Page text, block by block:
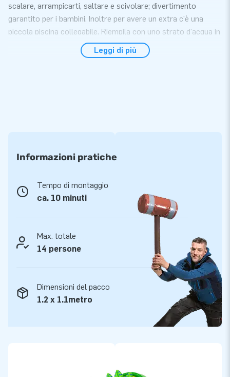
scalare, arrampicarti, saltare e scivolare; divertimento
garantito per i bambini. Inoltre per avere un extra c'è una
piccola piscina collegabile. Riempila con uno strato d'acqua in
estate e si trasforma in una piscina. Ma con poche palline di
plastica il Multiplay coccodrillo doppio scivolo diventa in
quartiere, un compleanno o qualsiasi evento in un vero
doppio scivolo è facile e veloce. Il castello include un
soffiatore, materiale di ancoraggio, una borsa per il trasporto
ed un manuale chiaro di istruzioni. Tutto il necessario per
Ordina dal produttore di castelli gonfiabili per
Da JB puntiamo al massimo per il servizio e la qualità. Così
avrai anni di divertimento con un gonfiabile! Il nostro obiettivo
è un servizio eccellente, per questo abbiamo un servizio di
riparazione interno e siamo disponibili per rispondere a tutte
Leggi di più
Informazioni pratiche
Tempo di montaggio
ca. 10 minuti
Max. totale
14 persone
Dimensioni del pacco
1.2 x 1.1metro